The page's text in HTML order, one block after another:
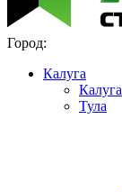
Город:
Калуга
Калуга
Тула